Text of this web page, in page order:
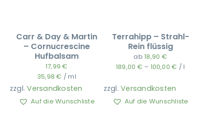
Carr & Day & Martin
– Cornucrescine
Hufbalsam
17,99€
35,98€ /ml
zzgl.Versandkosten
Auf die Wunschliste
Terrahipp – Strahl-
Rein flüssig
ab18,90 €
189,00 € – 100,00€ /l
zzgl.Versandkosten
Auf die Wunschliste